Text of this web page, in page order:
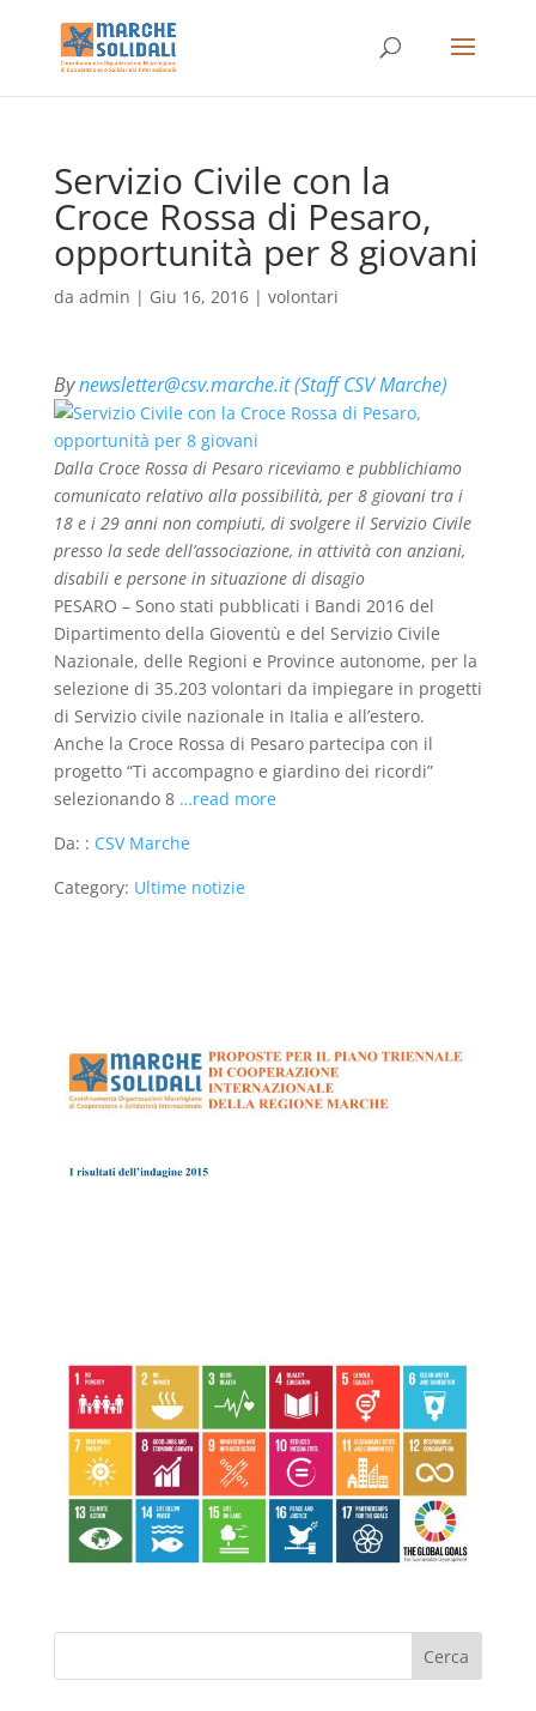
Servizio Civile con la
Croce Rossa di Pesaro,
opportunità per 8 giovani
da admin | Giu 16, 2016| volontari
Bynewsletter@csv.marche.it (Staff CSV Marche)
Dalla Croce Rossa di Pesaro riceviamo e pubblichiamo
comunicato relativo alla possibilità, per 8 giovani tra i
18 e i 29 anni non compiuti, di svolgere il Servizio Civile
presso la sede dell’associazione, in attività con anziani,
disabili e persone in situazione di disagio
PESARO – Sono stati pubblicati i Bandi 2016 del
Dipartimento della Gioventù e del Servizio Civile
Nazionale, delle Regioni e Province autonome, per la
selezione di 35.203 volontari da impiegare in progetti
di Servizio civile nazionale in Italia e all’estero.
Anche la Croce Rossa di Pesaro partecipa con il
progetto “Ti accompagno e giardino dei ricordi”
selezionando 8 …read more
Da: : CSV Marche
Category: Ultime notizie